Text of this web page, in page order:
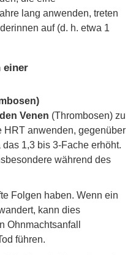
lang anwenden, treten
auf (d. h. etwa 1
einer
Venen (Thrombosen) zu
HRT anwenden, gegenüber
1,3 bis 3-Fache erhöht.
während des
Folgen haben. Wenn ein
kann dies
Ohnmachtsanfall
führen.